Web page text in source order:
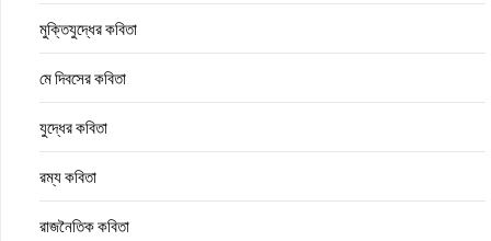
মুক্তিযুদ্ধের কবিতা
মে দিবসের কবিতা
যুদ্ধের কবিতা
রম্য কবিতা
রাজনৈতিক কবিতা